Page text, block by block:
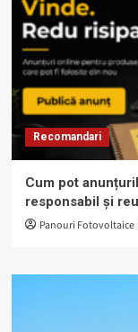
Recomandari
Cum pot
responsabil și
Panouri Fotovoltaice